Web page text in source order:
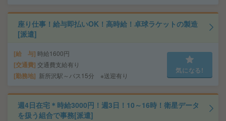
座り仕事！給与即払いOK！高時給！卓球ラケットの製造
[派遣]
給 与 時給1600円
交通費 交通費支給有り
勤務地 新所沢駅～バス15分 ※送迎有り
気になる!
週4日在宅＊時給3000円！週3日！10～16時！衛星データ
を扱う組合で事務[派遣]